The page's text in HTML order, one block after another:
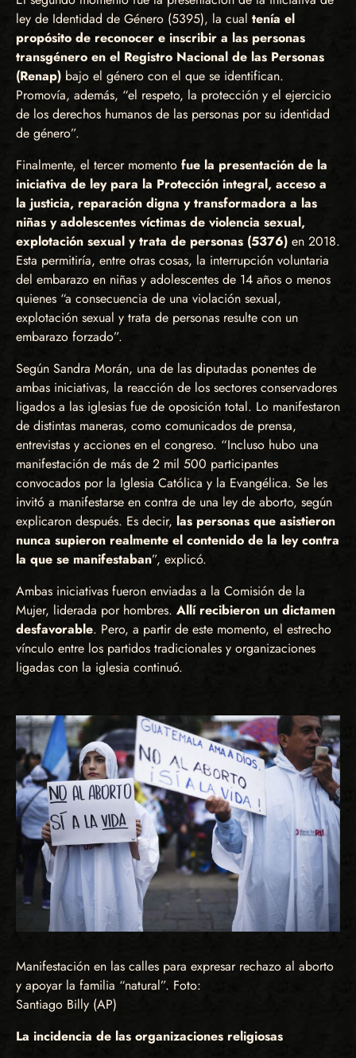
ley de Identidad de Género (5395), la cual tenía el
propósito de reconocer e inscribir a las personas
transgénero en el Registro Nacional de las Personas
(Renap) bajo el género con el que se identifican.
Promovía, además, “el respeto, la protección y el ejercicio
de los derechos humanos de las personas por su identidad
de género”.
Finalmente, el tercer momento fue la presentación de la
iniciativa de ley para la Protección integral, acceso a
la justicia, reparación digna y transformadora a las
niñas y adolescentes víctimas de violencia sexual,
explotación sexual y trata de personas (5376) en 2018.
Esta permitiría, entre otras cosas, la interrupción voluntaria
del embarazo en niñas y adolescentes de 14 años o menos
quienes “a consecuencia de una violación sexual,
explotación sexual y trata de personas resulte con un
embarazo forzado”.
Según Sandra Morán, una de las diputadas ponentes de
ambas iniciativas, la reacción de los sectores conservadores
ligados a las iglesias fue de oposición total. Lo manifestaron
de distintas maneras, como comunicados de prensa,
entrevistas y acciones en el congreso. “Incluso hubo una
manifestación de más de 2 mil 500 participantes
convocados por la Iglesia Católica y la Evangélica. Se les
invitó a manifestarse en contra de una ley de aborto, según
explicaron después. Es decir, las personas que asistieron
nunca supieron realmente el contenido de la ley contra
la que se manifestaban”, explicó.
Ambas iniciativas fueron enviadas a la Comisión de la
Mujer, liderada por hombres. Allí recibieron un dictamen
desfavorable. Pero, a partir de este momento, el estrecho
vínculo entre los partidos tradicionales y organizaciones
ligadas con la iglesia continuó.
Manifestación en las calles para expresar rechazo al aborto
y apoyar la familia “natural”. Foto:
Santiago Billy (AP)
La incidencia de las organizaciones religiosas